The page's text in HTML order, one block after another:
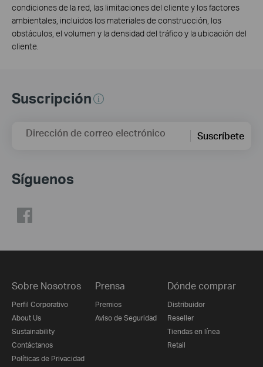
condiciones de la red, las limitaciones del cliente y los factores
ambientales, incluidos los materiales de construcción, los
obstáculos, el volumen y la densidad del tráfico y la ubicación del
cliente.
Suscripción
Dirección de correo electrónico Suscríbete
Síguenos
Sobre Nosotros
Perfil Corporativo
About Us
Sustainability
Contáctanos
Políticas de Privacidad
Prensa
Premios
Aviso de Seguridad
Dónde comprar
Distribuidor
Reseller
Tiendas en línea
Retail